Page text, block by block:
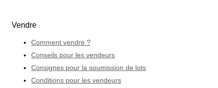
Vendre
Comment vendre ?
Conseils pour les vendeurs
Consignes pour la soumission de lots
Conditions pour les vendeurs